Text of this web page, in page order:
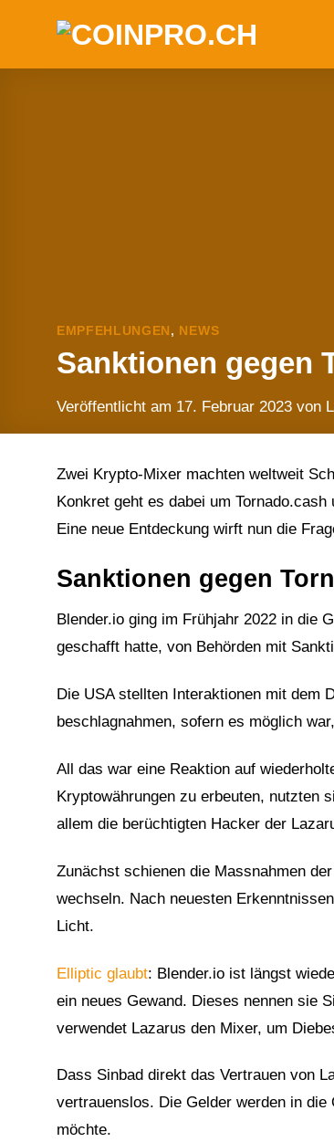
EMPFEHLUNGEN , NEWS
Sanktionen gegen
Veröffentlicht am 17. Februar 2023 von
Zwei Krypto-Mixer machten weltweit
Konkret geht es dabei um
Eine neue Entdeckung wirft nun die
Sanktionen gegen
Blender.io ging im Frühjahr 2022 in die
geschafft hatte, von Behörden mit
Die USA stellten Interaktionen mit dem
beschlagnahmen, sofern es möglich
All das war eine Reaktion auf
Kryptowährungen zu erbeuten, nutzten
allem die berüchtigten Hacker der
Zunächst schienen die Massnahmen
wechseln. Nach neuesten
Licht.
Elliptic glaubt: Blender.io ist längst
ein neues Gewand. Dieses nennen sie
verwendet Lazarus den Mixer, um
Dass Sinbad direkt das Vertrauen von
vertrauenslos. Die Gelder werden in
möchte.